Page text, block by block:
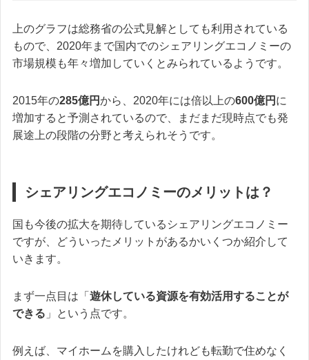
上のグラフは総務省の公式見解としても利用されている
もので、2020年まで国内でのシェアリングエコノミーの
市場規模も年々増加していくとみられているようです。
2015年の285億円から、2020年には倍以上の600億円 に
増加すると予測されているので、まだまだ現時点でも発
展途上の段階の分野と考えられそうです。
シェアリングエコノミーのメリットは？
国も今後の拡大を期待しているシェアリングエコノミー
ですが、どういったメリットがあるかいくつか紹介して
いきます。
まず一点目は「 遊休している資源を有効活用することが
できる 」という点です。
例えば、マイホームを購入したけれども転勤で住めなく